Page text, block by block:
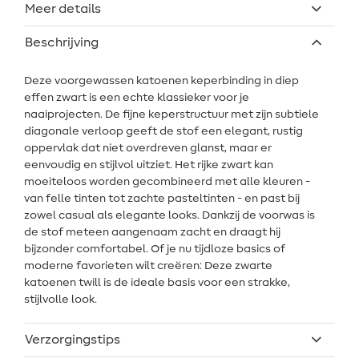
Meer details
Beschrijving
Deze voorgewassen katoenen keperbinding in diep
effen zwart is een echte klassieker voor je
naaiprojecten. De fijne keperstructuur met zijn subtiele
diagonale verloop geeft de stof een elegant, rustig
oppervlak dat niet overdreven glanst, maar er
eenvoudig en stijlvol uitziet. Het rijke zwart kan
moeiteloos worden gecombineerd met alle kleuren -
van felle tinten tot zachte pasteltinten - en past bij
zowel casual als elegante looks. Dankzij de voorwas is
de stof meteen aangenaam zacht en draagt hij
bijzonder comfortabel. Of je nu tijdloze basics of
moderne favorieten wilt creëren: Deze zwarte
katoenen twill is de ideale basis voor een strakke,
stijlvolle look.
Verzorgingstips